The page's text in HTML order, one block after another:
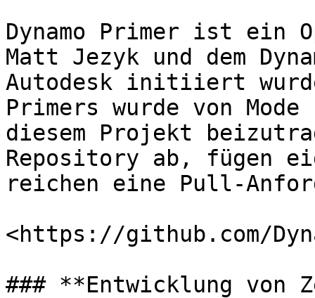
Dynamo Primer ist ein
Matt Jezyk und dem
Autodesk initiiert
Primers wurde von
diesem Projekt
Repository ab, fügen
reichen eine Pull-
<https://github.com/
### **Entwicklung von